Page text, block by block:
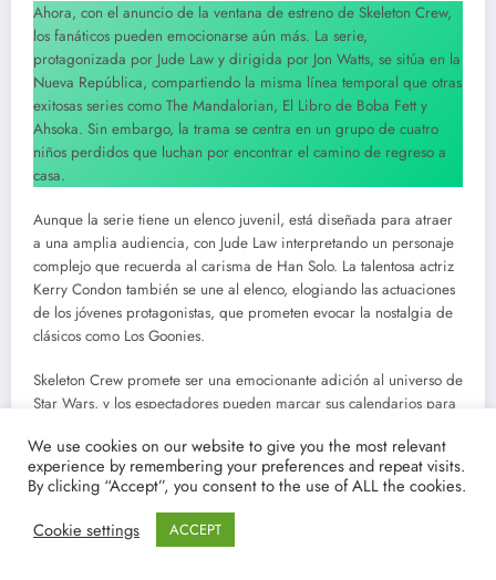
Ahora, con el anuncio de la ventana de estreno de Skeleton Crew,
los fanáticos pueden emocionarse aún más. La serie,
protagonizada por Jude Law y dirigida por Jon Watts, se sitúa en la
Nueva República, compartiendo la misma línea temporal que otras
exitosas series como The Mandalorian, El Libro de Boba Fett y
Ahsoka. Sin embargo, la trama se centra en un grupo de cuatro
niños perdidos que luchan por encontrar el camino de regreso a
casa.
Aunque la serie tiene un elenco juvenil, está diseñada para atraer
a una amplia audiencia, con Jude Law interpretando un personaje
complejo que recuerda al carisma de Han Solo. La talentosa actriz
Kerry Condon también se une al elenco, elogiando las actuaciones
de los jóvenes protagonistas, que prometen evocar la nostalgia de
clásicos como Los Goonies.
Skeleton Crew promete ser una emocionante adición al universo de
Star Wars, y los espectadores pueden marcar sus calendarios para
We use cookies on our website to give you the most relevant
experience by remembering your preferences and repeat visits.
By clicking “Accept”, you consent to the use of ALL the cookies.
Cookie settings
ACCEPT